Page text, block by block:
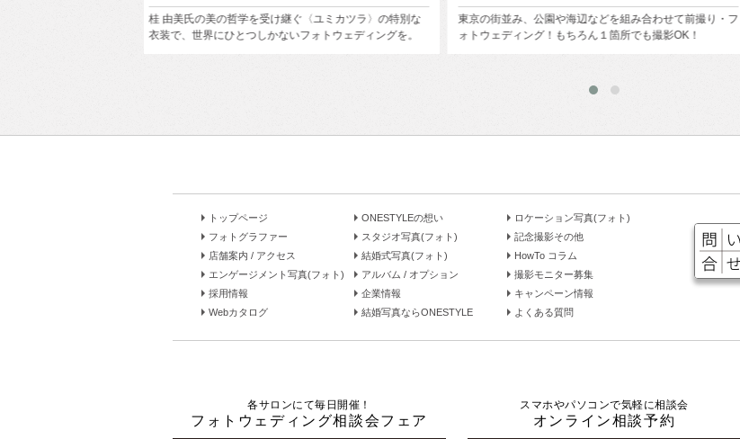
東京の街並み、公園や海辺などを組み合わせて前撮り・フ
ォトウェディング！もちろん１箇所でも撮影OK！
都会の彩と自然の緑が美しく融合する杜の都『仙台』、東
北エリアでフォトウェディング！
トップページ ONESTYLEの想い
ロケーション写真(フォト)
フォトグラファー
スタジオ写真(フォト)
記念撮影その他
店舗案内 / アクセス
結婚式写真(フォト)
HowTo コラム
エンゲージメント写真(フォト)
アルバム / オプション
撮影モニター募集
採用情報
企業情報
キャンペーン情報
Webカタログ
結婚写真ならONESTYLE よくある質問
各サロンにて毎日開催！
フォトウェディング相談会フェア
スマホやパソコンで気軽に相談会
オンライン相談予約